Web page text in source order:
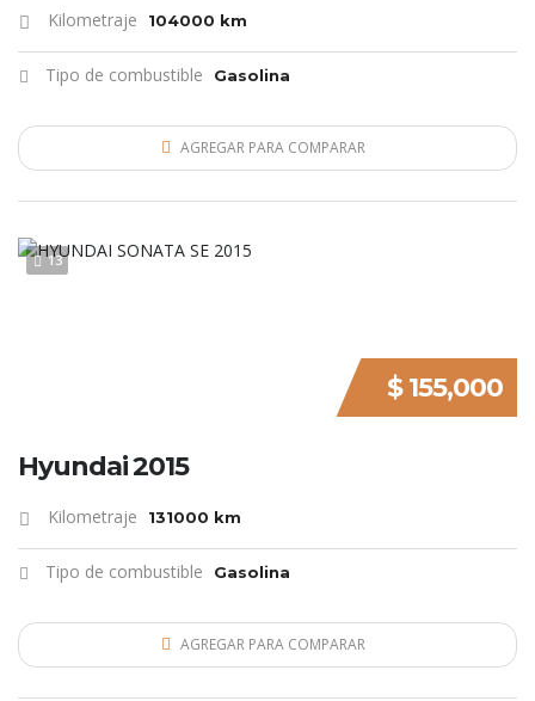
Kilometraje 104000 km
Tipo de combustible Gasolina
AGREGAR PARA COMPARAR
13
$ 155,000
Hyundai 2015
Kilometraje 131000 km
Tipo de combustible Gasolina
AGREGAR PARA COMPARAR